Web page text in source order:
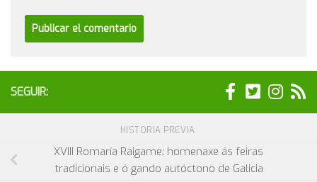
SEGUIR:
HISTORIA PREVIA
XVIII Romaría Raigame: homenaxe ás feiras
tradicionais e ó gando autóctono de Galicia